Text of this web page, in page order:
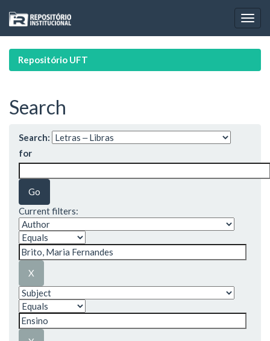
navigation
Repositório UFT
Search
Search:
for
Current filters: